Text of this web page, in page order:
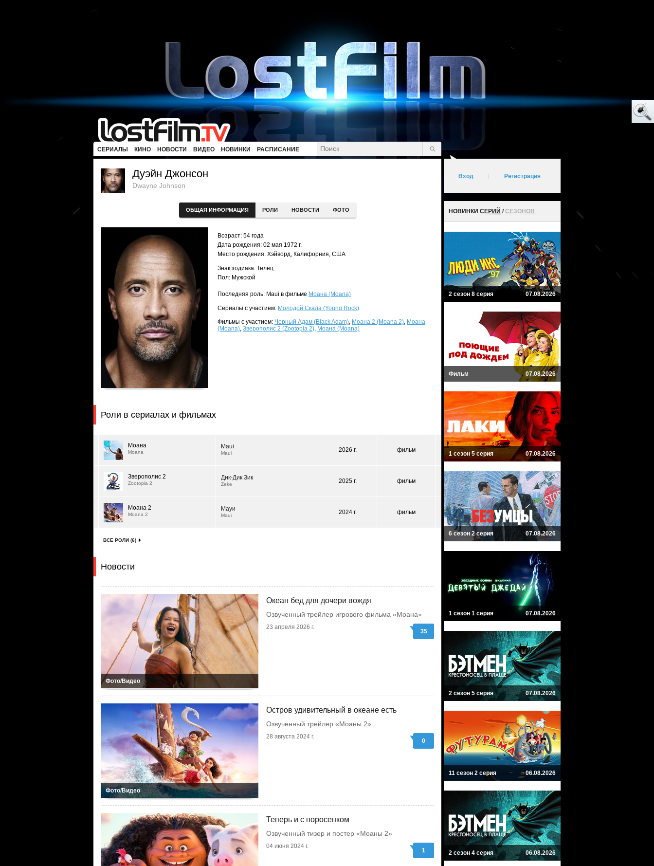
СЕРИАЛЫ КИНО НОВОСТИ ВИДЕО НОВИНКИ РАСПИСАНИЕ
Дуэйн Джонсон
Dwayne Johnson
ОБЩАЯ ИНФОРМАЦИЯ РОЛИ НОВОСТИ ФОТО
Возраст: 54 года
Дата рождения: 02 мая 1972 г.
Место рождения: Хэйворд, Калифорния, США
Знак зодиака: Телец
Пол: Мужской
Последняя роль: Maui в фильме Моана (Moana)
Сериалы с участием: Молодой Скала (Young Rock)
Фильмы с участием: Черный Адам (Black Adam), Моана 2 (Moana 2), Моана
(Moana), Зверополис 2 (Zootopia 2), Моана (Moana)
Роли в сериалах и фильмах
Моана
Moana
Maui
Maui 2026 г. фильм
Зверополис 2
Zootopia 2
Дик-Дик Зик
Zeke 2025 г. фильм
Моана 2
Moana 2
Мауи
Maui 2024 г. фильм
ВСЕ РОЛИ (6)
Новости
Фото/Видео
Океан бед для дочери вождя
Озвученный трейлер игрового фильма «Моана»
23 апреля 2026 г.
35
Фото/Видео
Остров удивительный в океане есть
Озвученный трейлер «Моаны 2»
28 августа 2024 г.
0
Теперь и с поросенком
Озвученный тизер и постер «Моаны 2»
04 июня 2024 г.
1
Вход Регистрация
НОВИНКИ СЕРИЙ /СЕЗОНОВ
2 сезон 8 серия 07.08.2026
Фильм 07.08.2026
1 сезон 5 серия 07.08.2026
6 сезон 2 серия 07.08.2026
1 сезон 1 серия 07.08.2026
2 сезон 5 серия 07.08.2026
11 сезон 2 серия 06.08.2026
2 сезон 4 серия 06.08.2026